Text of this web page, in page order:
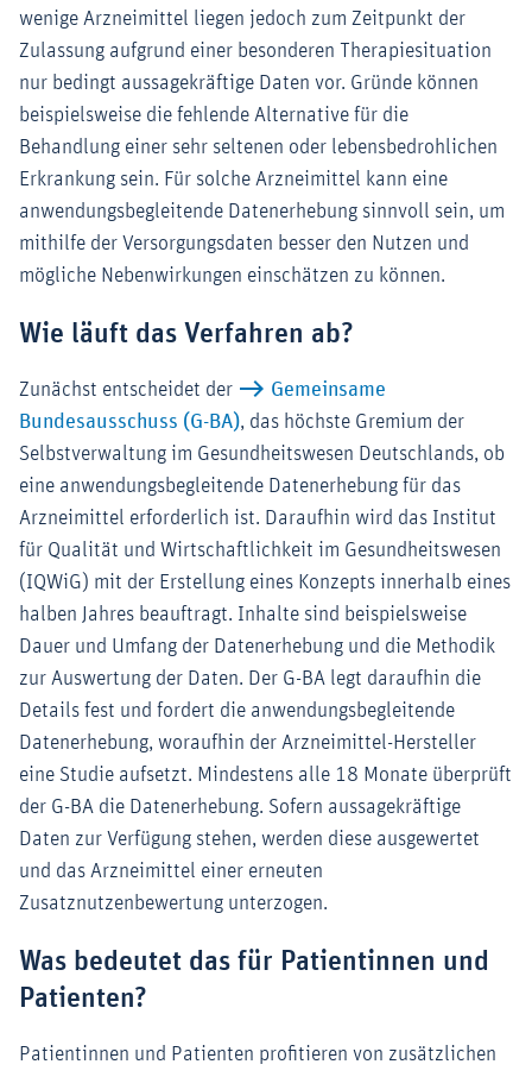
wenige Arzneimittel liegen jedoch zum Zeitpunkt der
Zulassung aufgrund einer besonderen Therapiesituation
nur bedingt aussagekräftige Daten vor. Gründe können
beispielsweise die fehlende Alternative für die
Behandlung einer sehr seltenen oder lebensbedrohlichen
Erkrankung sein. Für solche Arzneimittel kann eine
anwendungsbegleitende Datenerhebung sinnvoll sein, um
mithilfe der Versorgungsdaten besser den Nutzen und
mögliche Nebenwirkungen einschätzen zu können.
Wie läuft das Verfahren ab?
Zunächst entscheidet der
Gemeinsame
Bundesausschuss (G-BA), das höchste Gremium der
Selbstverwaltung im Gesundheitswesen Deutschlands, ob
eine anwendungsbegleitende Datenerhebung für das
Arzneimittel erforderlich ist. Daraufhin wird das Institut
für Qualität und Wirtschaftlichkeit im Gesundheitswesen
(IQWiG) mit der Erstellung eines Konzepts innerhalb eines
halben Jahres beauftragt. Inhalte sind beispielsweise
Dauer und Umfang der Datenerhebung und die Methodik
zur Auswertung der Daten. Der G-BA legt daraufhin die
Details fest und fordert die anwendungsbegleitende
Datenerhebung, woraufhin der Arzneimittel-Hersteller
eine Studie aufsetzt. Mindestens alle 18 Monate überprüft
der G-BA die Datenerhebung. Sofern aussagekräftige
Daten zur Verfügung stehen, werden diese ausgewertet
und das Arzneimittel einer erneuten
Zusatznutzenbewertung unterzogen.
Was bedeutet das für Patientinnen und
Patienten?
Patientinnen und Patienten profitieren von zusätzlichen